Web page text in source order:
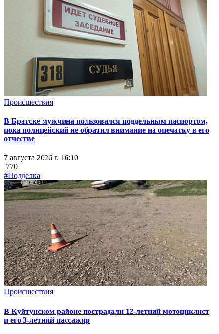
Происшествия
В Братске мужчина пользовался поддельным паспортом,
пока полицейский не обратил внимание на опечатку в его
отчестве
7 августа 2026 г. 16:10
770
#Подделка
Происшествия
В Куйтунском районе пострадали 12-летний мотоциклист
и его 3-летний пассажир